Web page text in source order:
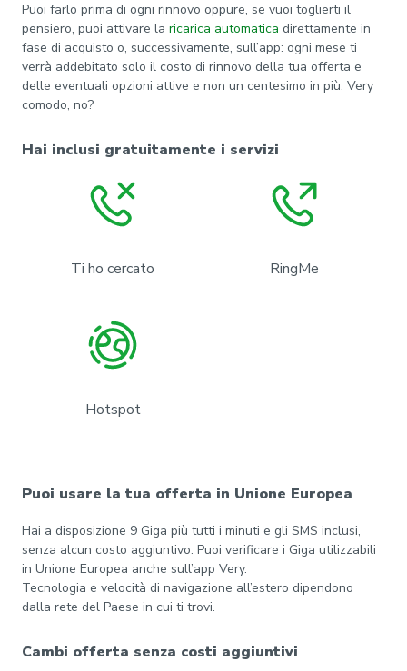
Puoi farlo prima di ogni rinnovo oppure, se vuoi toglierti il
pensiero, puoi attivare la ricarica automatica direttamente in
fase di acquisto o, successivamente, sull’app: ogni mese ti
verrà addebitato solo il costo di rinnovo della tua offerta e
delle eventuali opzioni attive e non un centesimo in più. Very
comodo, no?
Hai inclusi gratuitamente i servizi
Ti ho cercato RingMe
Hotspot
Puoi usare la tua offerta in Unione Europea
Hai a disposizione 9 Giga più tutti i minuti e gli SMS inclusi,
senza alcun costo aggiuntivo. Puoi verificare i Giga utilizzabili
in Unione Europea anche sull’app Very.
Tecnologia e velocità di navigazione all’estero dipendono
dalla rete del Paese in cui ti trovi.
Cambi offerta senza costi aggiuntivi